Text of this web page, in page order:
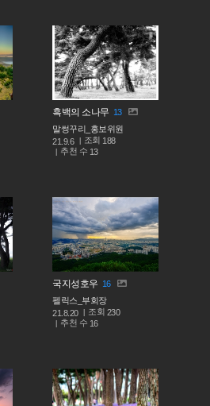
흑백의 소나무 13
말썽꾸리_홍보위원
21.9.6
조회 188
추천 수 13
국지성호우 16
펠릭스_부회장
21.8.20
조회 230
추천 수 16